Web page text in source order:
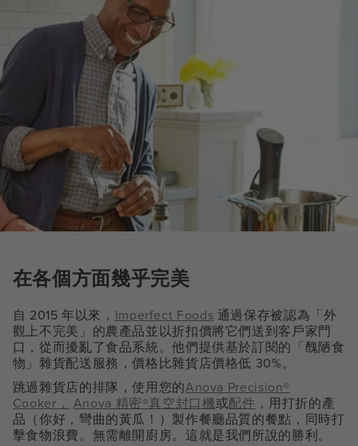
在各個方面幾乎完美
自 2015 年以來， Imperfect Foods 通過保存被認為「外
觀上不完美」的農產品並以折扣價將它們送到客戶家門
口，從而擾亂了食品系統。他們提供基於訂閱的「醜陋食
物」雜貨配送服務，價格比雜貨店價格低 30%。
跳過雜貨店的排隊，使用您的Anova Precision®
Cooker， Anova 精密®真空封口機或配件 ，用打折的產
品（你好，彎曲的黃瓜！）製作餐廳品質的餐點，同時打
擊食物浪費。無需離開廚房。這就是我們所說的勝利。